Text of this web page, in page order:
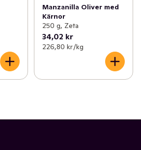
Manzanilla Oliver med
Kärnor
250 g, Zeta
34,02 kr
226,80 kr /kg